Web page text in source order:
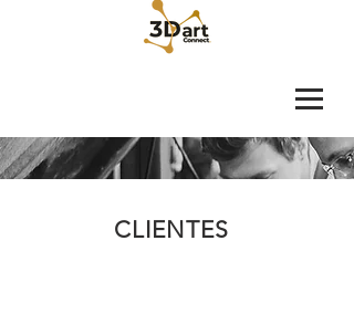
CLIENTES